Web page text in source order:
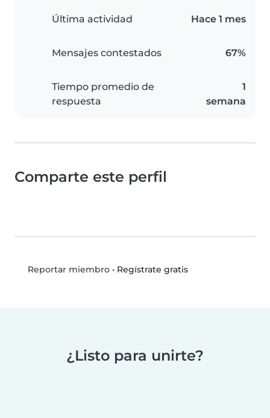
Última actividad Hace 1 mes
Mensajes contestados 67%
Tiempo promedio de
respuesta
1
semana
Comparte este perfil
Reportar miembro• Regístrate gratis
¿Listo para unirte?